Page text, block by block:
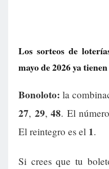
Los sorteos de
mayo de 2026 ya
Bonoloto: la
27, 29, 48. El
El reintegro es el 1.
Si crees que tu